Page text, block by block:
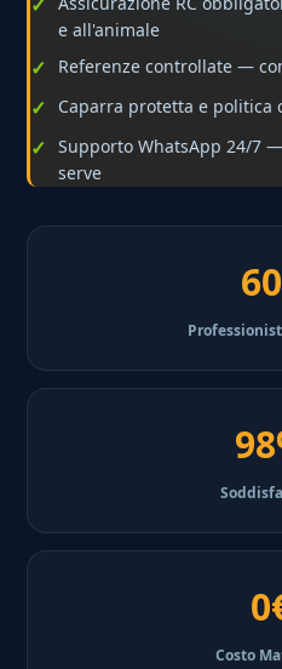
e all'animale
Referenze controllate —
Caparra protetta e politica
Supporto WhatsApp 24/7
serve
Costo